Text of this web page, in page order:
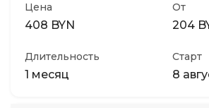
Цена
408 BYN
От
204
Длительность
1 месяц
Старт
8